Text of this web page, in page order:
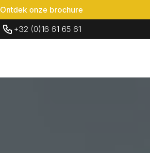
Ontdek onze brochure
+32 (0)16 61 65 61